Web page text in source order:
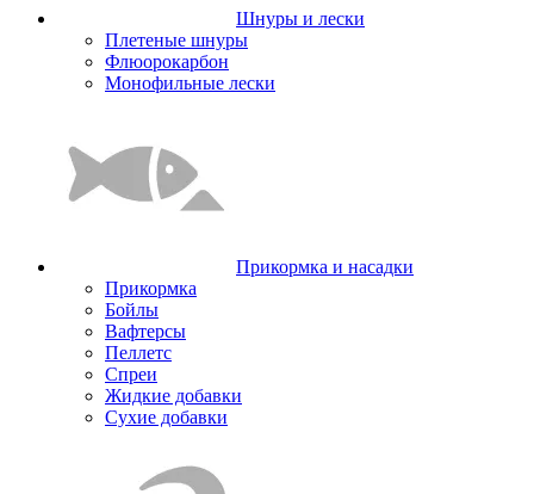
Шнуры и лески
Плетеные шнуры
Флюорокарбон
Монофильные лески
Прикормка и насадки
Прикормка
Бойлы
Вафтерсы
Пеллетс
Спреи
Жидкие добавки
Сухие добавки